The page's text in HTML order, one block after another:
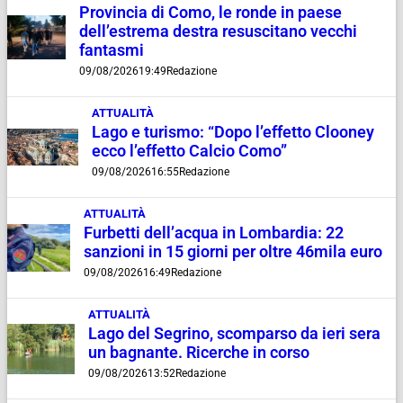
Provincia di Como, le ronde in paese
dell’estrema destra resuscitano vecchi
fantasmi
09/08/202619:49 Redazione
ATTUALITÀ
Lago e turismo: “Dopo l’effetto Clooney
ecco l’effetto Calcio Como”
09/08/202616:55Redazione
ATTUALITÀ
Furbetti dell’acqua in Lombardia: 22
sanzioni in 15 giorni per oltre 46mila euro
09/08/202616:49 Redazione
ATTUALITÀ
Lago del Segrino, scomparso da ieri sera
un bagnante. Ricerche in corso
09/08/202613:52Redazione